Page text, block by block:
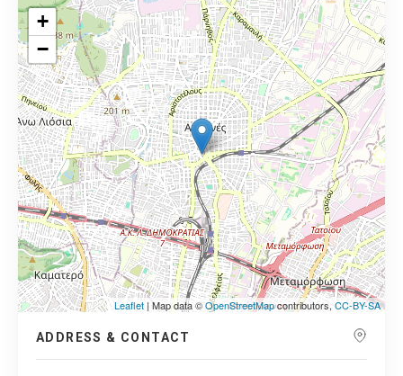
+
−
Leaflet | Map data ©OpenStreetMapcontributors,CC-BY-SA
ADDRESS & CONTACT